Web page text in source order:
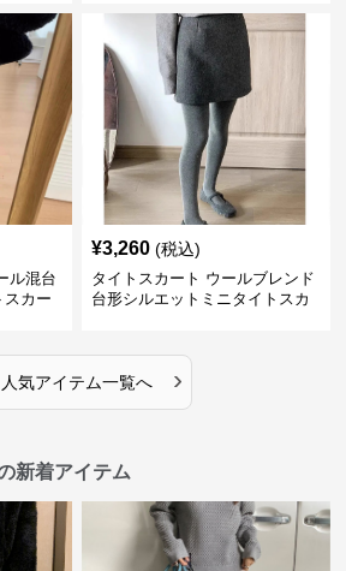
ル混台
スカー
¥3,260 (税込)
タイトスカート ウールブレンド
台形シルエットミニタイトスカ
人気アイテム一覧へ ›
新着アイテム